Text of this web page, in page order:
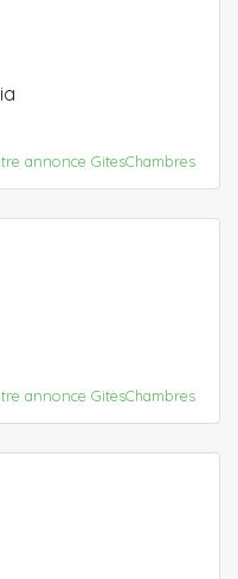
annonce GitesChambres
annonce GitesChambres